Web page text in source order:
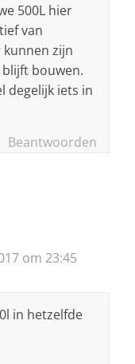
500L hier
van
zijn
bouwen.
degelijk iets in
Beantwoorden
om 23:45
in hetzelfde